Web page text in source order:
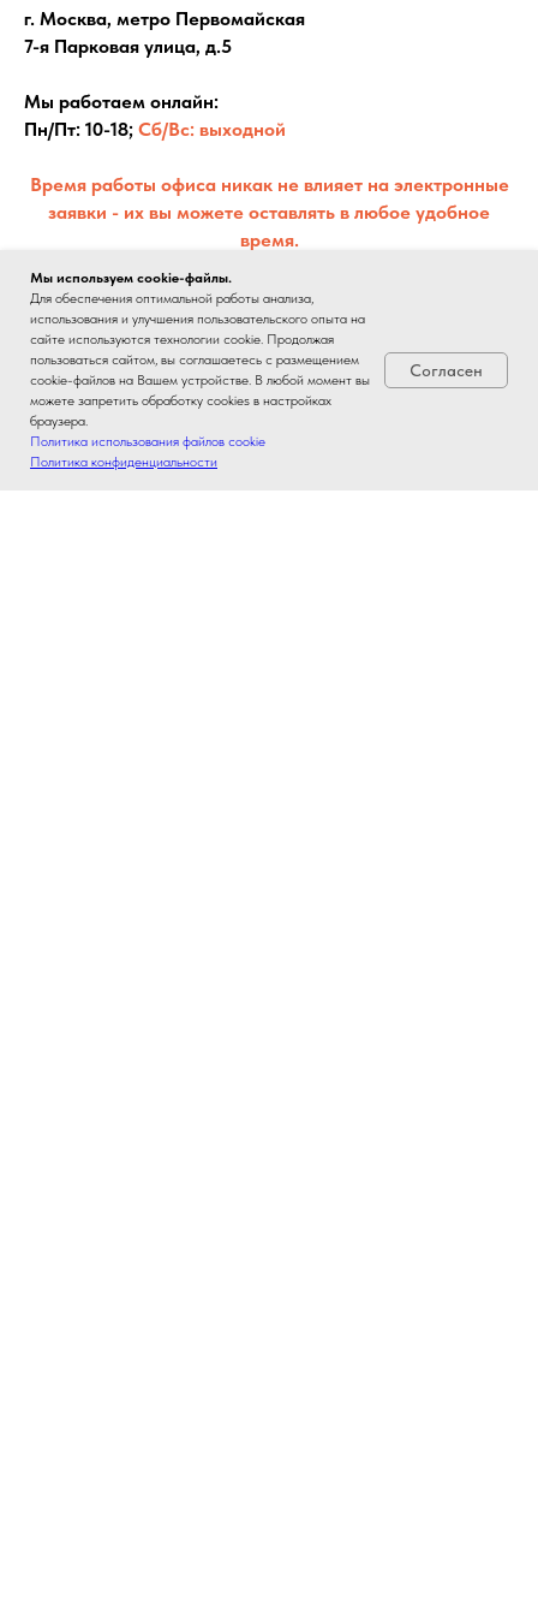
Мы используем cookie-файлы.
Для обеспечения оптимальной работы анализа,
использования и улучшения пользовательского опыта на
сайте используются технологии cookie. Продолжая
пользоваться сайтом, вы соглашаетесь с размещением
cookie-файлов на Вашем устройстве. В любой момент вы
можете запретить обработку cookies в настройках
браузера.
Политика использования файлов cookie
Политика конфиденциальности
Согласен
г. Москва, метро Первомайская
7-я Парковая улица, д.5
Мы работаем онлайн:
Пн/Пт: 10-18; Сб/Вс: выходной
Время работы офиса никак не влияет на электронные
заявки - их вы можете оставлять в любое удобное
время.